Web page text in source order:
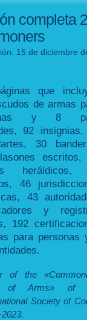
completa
15 de diciembre
que
de armas
y 8
92
30
escritos,
heráldicos,
46
43
y
192
para personas
of the
of Arms» of
Society of